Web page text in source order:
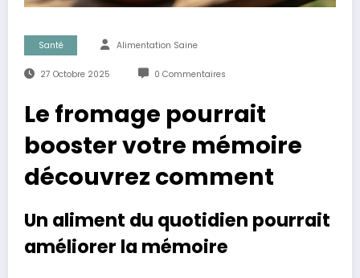
Santé Alimentation Saine
27 Octobre 2025 0 Commentaires
Le fromage pourrait
booster votre mémoire
découvrez comment
Un aliment du quotidien pourrait
améliorer la mémoire